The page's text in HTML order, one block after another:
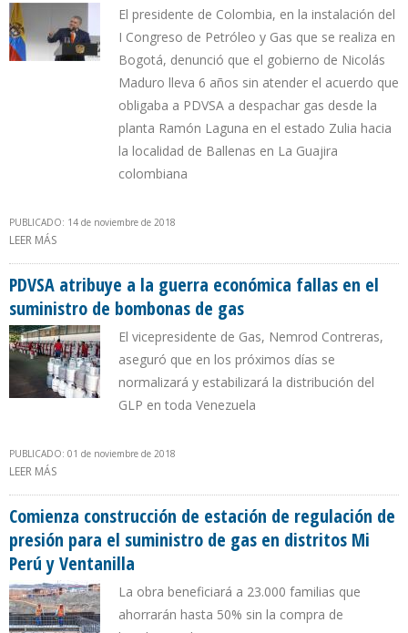
El presidente de Colombia, en la instalación del
I Congreso de Petróleo y Gas que se realiza en
Bogotá, denunció que el gobierno de Nicolás
Maduro lleva 6 años sin atender el acuerdo que
obligaba a PDVSA a despachar gas desde la
planta Ramón Laguna en el estado Zulia hacia
la localidad de Ballenas en La Guajira
colombiana
PUBLICADO: 14 de noviembre de 2018
LEER MÁS
PDVSA atribuye a la guerra económica fallas en el
suministro de bombonas de gas
El vicepresidente de Gas, Nemrod Contreras,
aseguró que en los próximos días se
normalizará y estabilizará la distribución del
GLP en toda Venezuela
PUBLICADO: 01 de noviembre de 2018
LEER MÁS
Comienza construcción de estación de regulación de
presión para el suministro de gas en distritos Mi
Perú y Ventanilla
La obra beneficiará a 23.000 familias que
ahorrarán hasta 50% sin la compra de